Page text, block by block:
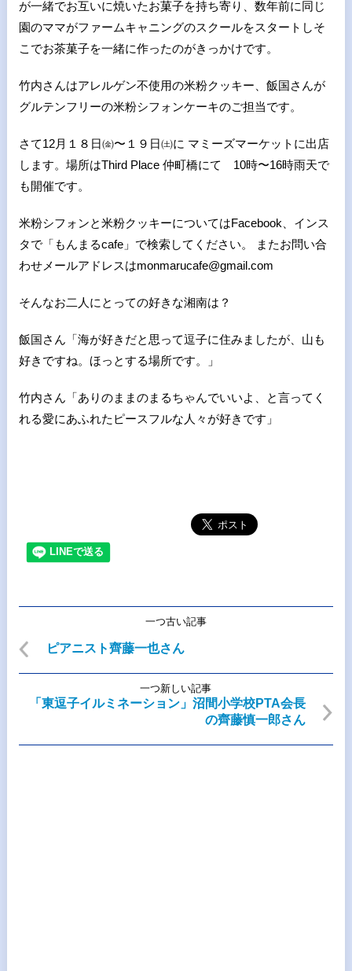
が一緒でお互いに焼いたお菓子を持ち寄り、数年前に同じ
園のママがファームキャニングのスクールをスタートしそ
こでお茶菓子を一緒に作ったのがきっかけです。
竹内さんはアレルゲン不使用の米粉クッキー、飯国さんが
グルテンフリーの米粉シフォンケーキのご担当です。
さて12月１８日㈮〜１９日㈯に マミーズマーケットに出店
します。場所はThird Place 仲町橋にて 10時〜16時雨天で
も開催です。
米粉シフォンと米粉クッキーについてはFacebook、インス
タで「もんまるcafe」で検索してください。 またお問い合
わせメールアドレスはmonmarucafe@gmail.com
そんなお二人にとっての好きな湘南は？
飯国さん「海が好きだと思って逗子に住みましたが、山も
好きですね。ほっとする場所です。」
竹内さん「ありのままのまるちゃんでいいよ、と言ってく
れる愛にあふれたピースフルな人々が好きです」
一つ古い記事
ピアニスト齊藤一也さん
一つ新しい記事
「東逗子イルミネーション」沼間小学校PTA会長
の齊藤慎一郎さん